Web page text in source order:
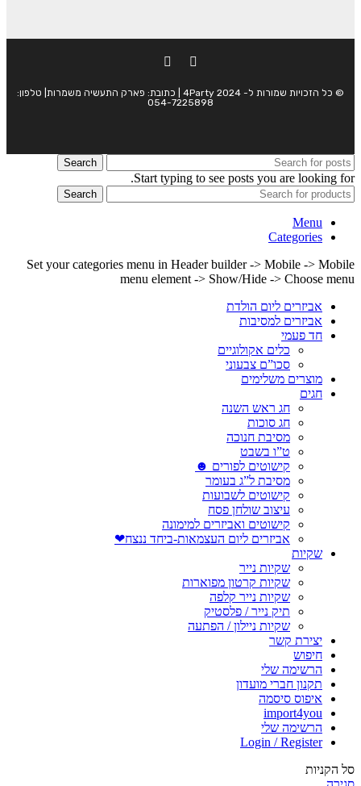
© כל הזכויות שמורות ל- 4Party 2024 | כתובת: פארק התעשיה משמרות| טלפון:
054-7225898
Search
Start typing to see posts you are looking for.
Search
Menu
Categories
Set your categories menu in Header builder -> Mobile -> Mobile
menu element -> Show/Hide -> Choose menu
אביזרים ליום הולדת
אביזרים למסיבות
חד פעמי
כלים אקולוגיים
סכו”ם צבעוני
מוצרים משלימים
חגים
חג ראש השנה
חג סוכות
מסיבת חנוכה
ט”ו בשבט
קישוטים לפורים ☻
מסיבת ל”ג בעומר
קישוטים לשבועות
עיצוב שולחן פסח
קישוטים ואביזרים למימונה
אביזרים ליום העצמאות-ביחד ננצח❤
שקיות
שקיות נייר
שקיות קרטון מפוארות
שקיות נייר קלפה
תיק נייר / פלסטיק
שקיות ניילון / הפתעה
יצירת קשר
חיפוש
הרשימה שלי
תקנון חברי מועדון
איפוס סיסמה
import4you
הרשימה שלי
Login / Register
סל הקניות